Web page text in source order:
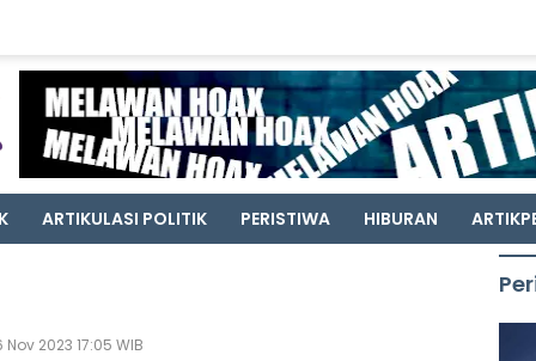
ARTIKULASI POLITIK PERISTIWA HIBURAN
2023 17:05 WIB